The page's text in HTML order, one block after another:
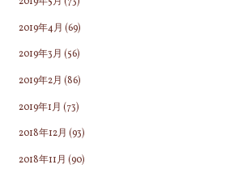
2019年4月 (69)
2019年3月 (56)
2019年2月 (86)
2019年1月 (73)
2018年12月 (93)
2018年11月 (90)